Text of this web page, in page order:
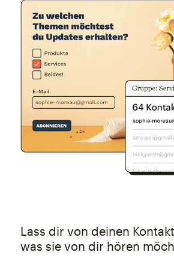
Lass dir von deinen
was sie von dir hören